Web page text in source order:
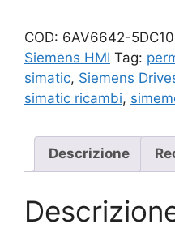
quantità
COD: 6AV6642-
Siemens HMI Tag:
simatic, Siemens
simatic ricambi,
Descrizione